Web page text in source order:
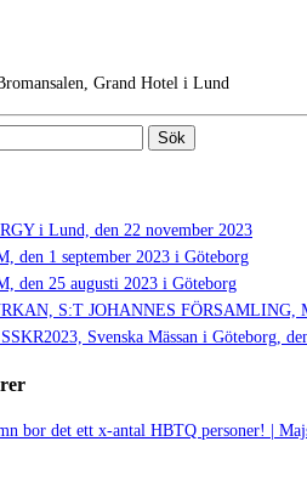
Grand Hotel i Lund
i Lund, den 22 november 2023
den 1 september 2023 i Göteborg
den 25 augusti 2023 i Göteborg
S:T JOHANNES FÖRSAMLING,
Svenska Mässan i Göteborg,
bor det ett x-antal HBTQ personer! |